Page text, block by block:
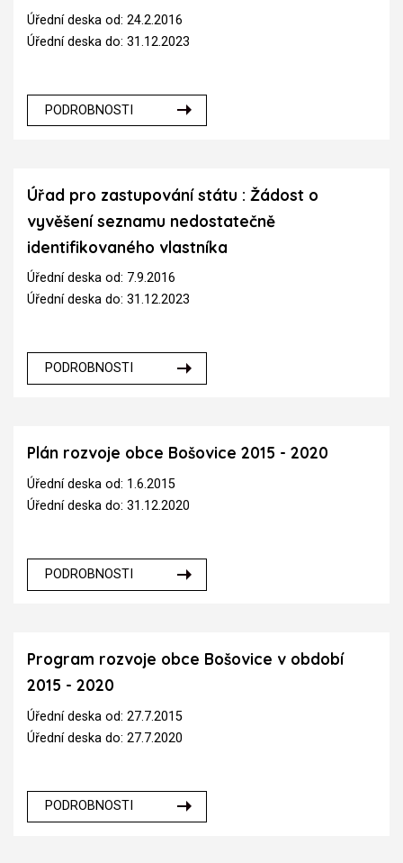
Úřední deska od: 24.2.2016
Úřední deska do: 31.12.2023
PODROBNOSTI
Úřad pro zastupování státu : Žádost o
vyvěšení seznamu nedostatečně
identifikovaného vlastníka
Úřední deska od: 7.9.2016
Úřední deska do: 31.12.2023
PODROBNOSTI
Plán rozvoje obce Bošovice 2015 - 2020
Úřední deska od: 1.6.2015
Úřední deska do: 31.12.2020
PODROBNOSTI
Program rozvoje obce Bošovice v období
2015 - 2020
Úřední deska od: 27.7.2015
Úřední deska do: 27.7.2020
PODROBNOSTI